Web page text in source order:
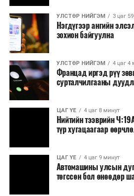
Зайлшгүй
тавилга, автомашин
Батлан хамгаалах, хууль
сургалт, дадлага;
Хуулиар заавал
контент, хэвлэлийн
Заавал олгохоос бусад
Санхүүгийн хэмнэлтийн
арванхоёрдугаар сарын 31
хамрагдахгүй бөгөөд цэцэрлэг,
эрт илрүүлэг,
өвчний эсрэг арга
УЛСТӨР НИЙГЭМ 3 цаг
Нэгдүгээр ангийн
зохион байгуулна
УЛСТӨР НИЙГЭМ 4 цаг 4
Францад иргэд рүү
сурталчилгааны
ЦАГ ҮЕ 4 цаг 8 минут
Нийтийн тээврийн
түр хугацаагаар
ЦАГ ҮЕ 4 цаг 9 минут
Автомашины улсын
төгссөн бол өнөөдөр